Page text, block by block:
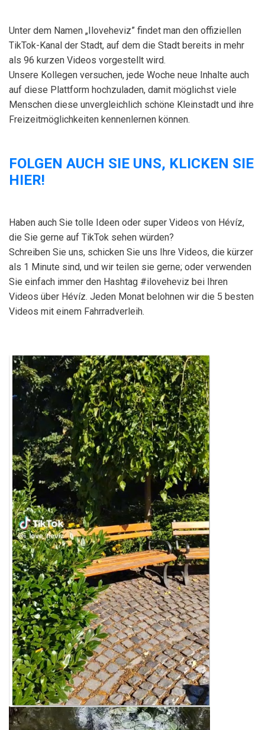
Unter dem Namen „Iloveheviz” findet man den offiziellen
TikTok-Kanal der Stadt, auf dem die Stadt bereits in mehr
als 96 kurzen Videos vorgestellt wird.
Unsere Kollegen versuchen, jede Woche neue Inhalte auch
auf diese Plattform hochzuladen, damit möglichst viele
Menschen diese unvergleichlich schöne Kleinstadt und ihre
Freizeitmöglichkeiten kennenlernen können.
FOLGEN AUCH SIE UNS, KLICKEN SIE
HIER!
Haben auch Sie tolle Ideen oder super Videos von Hévíz,
die Sie gerne auf TikTok sehen würden?
Schreiben Sie uns, schicken Sie uns Ihre Videos, die kürzer
als 1 Minute sind, und wir teilen sie gerne; oder verwenden
Sie einfach immer den Hashtag #iloveheviz bei Ihren
Videos über Hévíz. Jeden Monat belohnen wir die 5 besten
Videos mit einem Fahrradverleih.